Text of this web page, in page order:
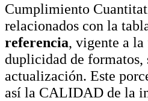
Cumplimiento
relacionados con la
referencia, vigente a la
duplicidad de formatos,
actualización. Este
así la CALIDAD de la